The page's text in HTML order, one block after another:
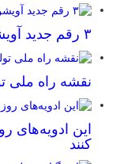
۳ رقم جدید آویشن معرفی شد
نقشه راه ملی
این ادویه‌های
کنند